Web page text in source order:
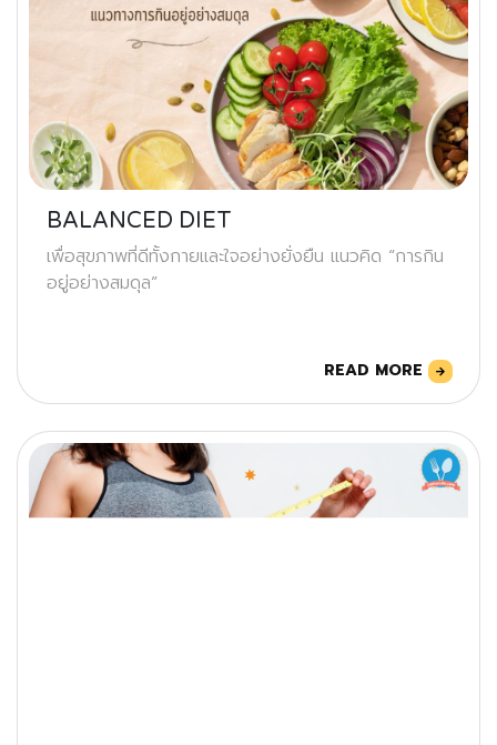
BALANCED DIET
เพื่อสุขภาพที่ดีทั้งกายและใจอย่างยั่งยืน แนวคิด “การกิน
อยู่อย่างสมดุล”
READ MORE